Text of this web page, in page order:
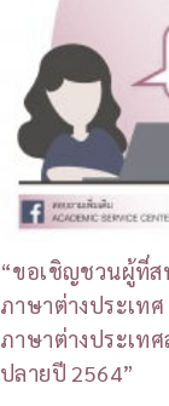
“ขอเชิญชวนผู้ที่ส
ภาษาต่างประเท
ภาษาต่างประเท
ปลายปี 2564”